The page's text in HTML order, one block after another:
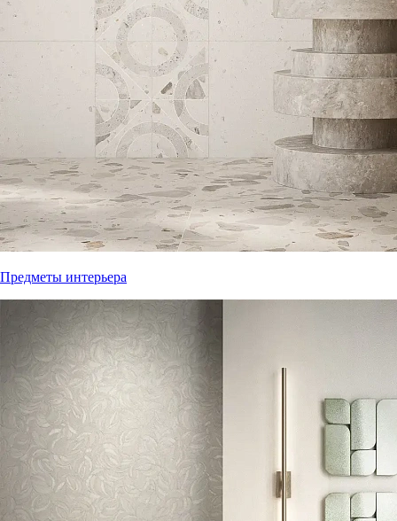
Предметы интерьера